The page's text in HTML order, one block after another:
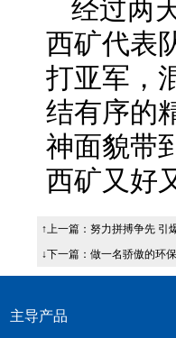
经过两
西矿代表
打亚军，
结有序的
神面貌带
西矿又好
↑上一篇： 努力拼搏争先 引
↓下一篇： 做一名骄傲的环
主导产品